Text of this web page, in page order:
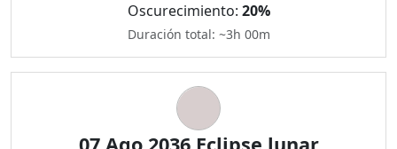
Oscurecimiento: 20%
Duración total: ~3h 00m